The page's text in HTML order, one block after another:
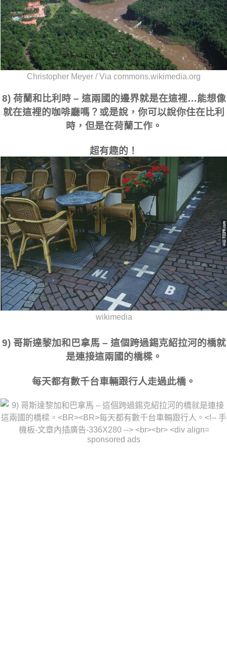
Christopher Meyer / Via commons.wikimedia.org
8) 荷蘭和比利時 – 這兩國的邊界就是在這裡…能想像
就在這裡的咖啡廳嗎？或是說，你可以說你住在比利
時，但是在荷蘭工作。
超有趣的！
wikimedia
9) 哥斯達黎加和巴拿馬 – 這個跨過錫克紹拉河的橋就
是連接這兩國的橋樑。
每天都有數千台車輛跟行人走過此橋。
sponsored ads